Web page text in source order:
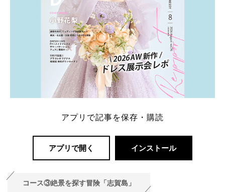
アプリで記事を保存・購読
アプリで開く インストール
コース③絶景を探す冒険「志賀島」